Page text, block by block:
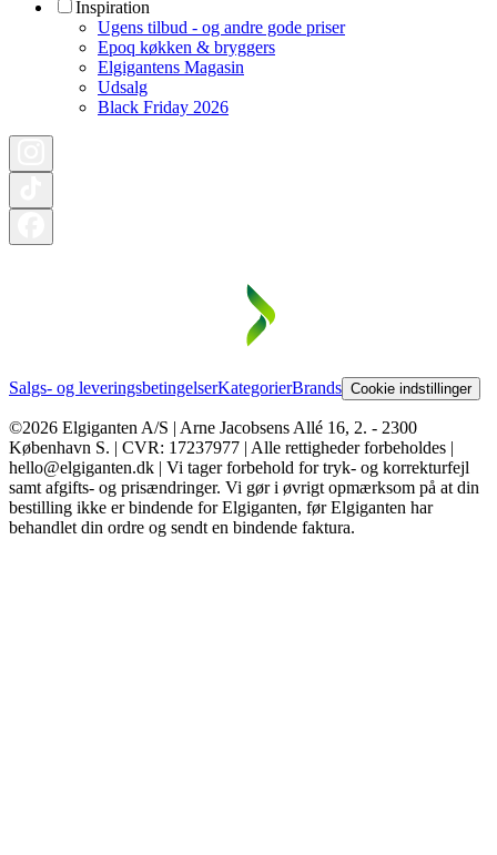
Inspiration
Ugens tilbud - og andre gode priser
Epoq køkken & bryggers
Elgigantens Magasin
Udsalg
Black Friday 2026
Salgs- og leveringsbetingelserKategorierBrands Cookie indstillinger
©2026 Elgiganten A/S | Arne Jacobsens Allé 16, 2. - 2300
København S. | CVR: 17237977 | Alle rettigheder forbeholdes |
hello@elgiganten.dk | Vi tager forbehold for tryk- og korrekturfejl
samt afgifts- og prisændringer. Vi gør i øvrigt opmærksom på at din
bestilling ikke er bindende for Elgiganten, før Elgiganten har
behandlet din ordre og sendt en bindende faktura.